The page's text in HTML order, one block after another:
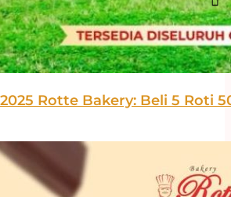
Rotte Bakery: Beli 5 Roti